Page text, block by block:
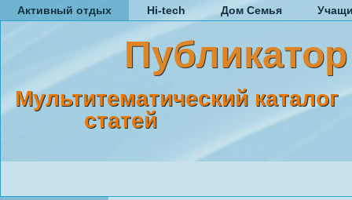
Активный отдых Hi-tech Дом Семья
Публикатор
Мультитематический каталог
статей